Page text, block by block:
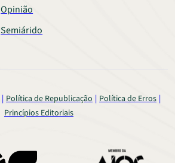
Opinião
Semiárido
Política de Republicação
Política de Erros
Princípios Editoriais